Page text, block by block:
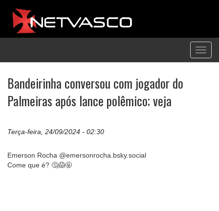
Bandeirinha conversou com jogador do
Palmeiras após lance polêmico; veja
Terça-feira, 24/09/2024 - 02:30
Emerson Rocha @emersonrocha.bsky.social
Come que é? 🤔😱🤬